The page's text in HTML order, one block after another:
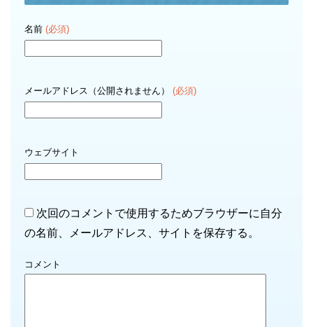
名前 (必須)
メールアドレス（公開されません） (必須)
ウェブサイト
次回のコメントで使用するためブラウザーに自分
の名前、メールアドレス、サイトを保存する。
コメント